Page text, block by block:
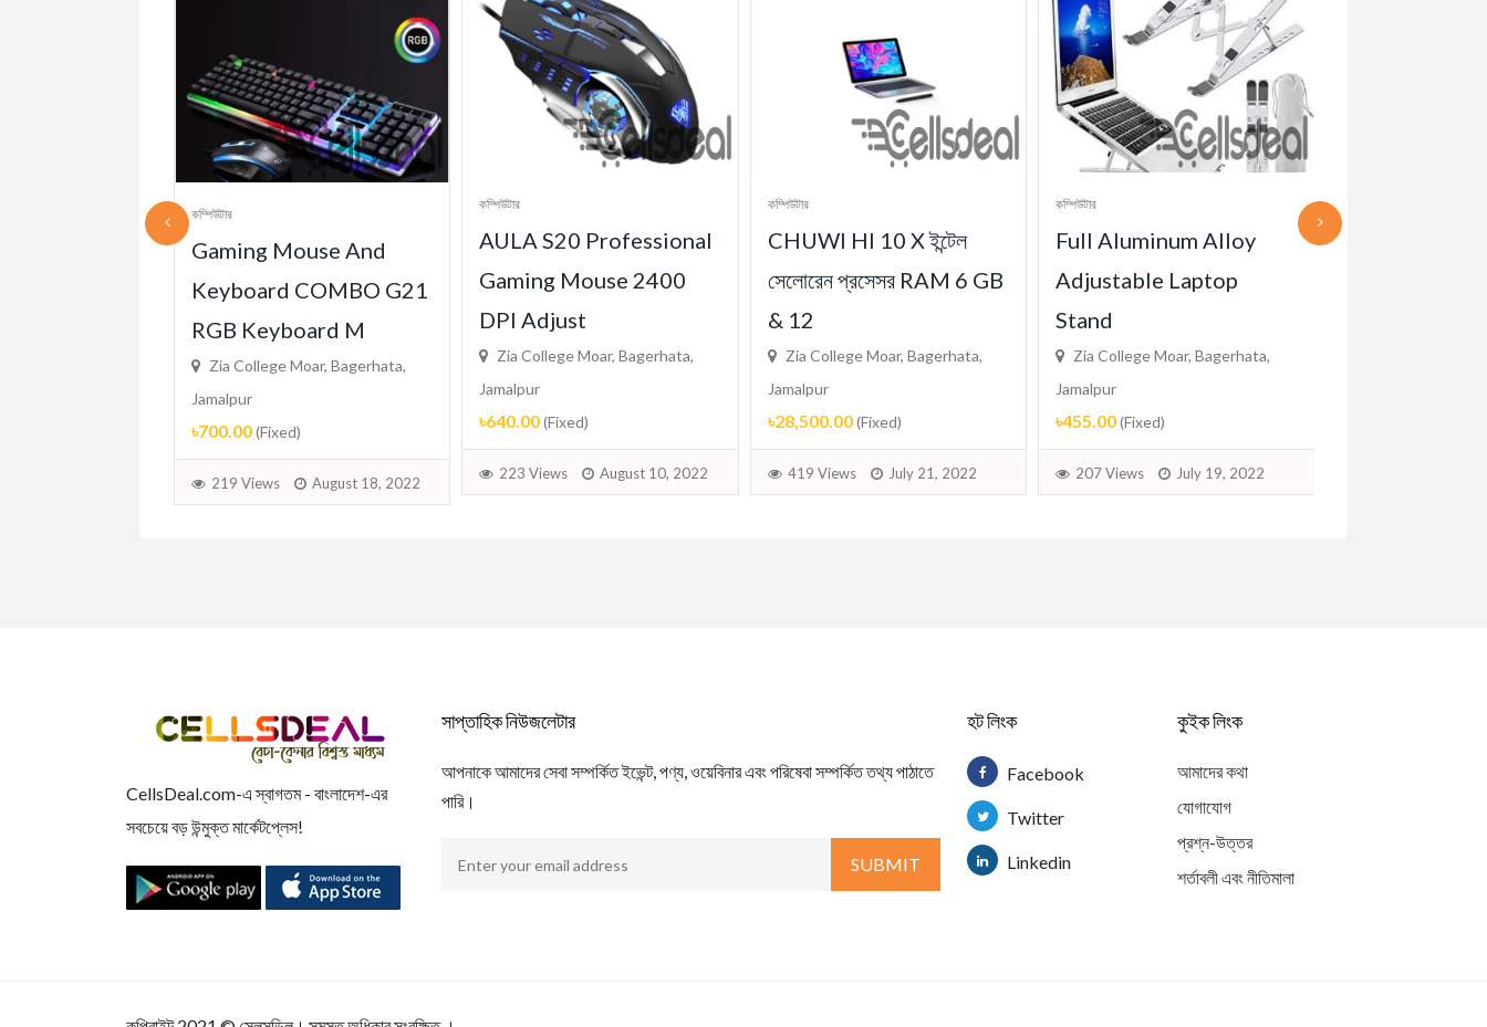
কম্পিউটার
Gaming Mouse And
Keyboard COMBO G21
RGB Keyboard M
Zia College Moar, Bagerhata,
Jamalpur
৳700.00(Fixed)
219 Views August 18, 2022
কম্পিউটার
AULA S20 Professional
Gaming Mouse 2400
DPI Adjust
Zia College Moar, Bagerhata,
Jamalpur
৳640.00(Fixed)
223 Views August 10, 2022
কম্পিউটার
CHUWI HI 10 X ইন্টেল
সেলোরেন প্রসেসর RAM 6 GB
& 12
Zia College Moar, Bagerhata,
Jamalpur
৳28,500.00(Fixed)
419 Views July 21, 2022
কম্পিউটার
Full Aluminum Alloy
Adjustable Laptop
Stand
Zia College Moar, Bagerhata,
Jamalpur
৳455.00(Fixed)
207 Views July 19, 2022
CellsDeal.com-এ স্বাগতম - বাংলাদেশ-এর
সবচেয়ে বড় উন্মুক্ত মার্কেটপ্লেস!
সাপ্তাহিক নিউজলেটার
আপনাকে আমাদের সেবা সম্পর্কিত ইভেন্ট, পণ্য, ওয়েবিনার এবং পরিষেবা সম্পর্কিত তথ্য পাঠাতে
পারি।
হট লিংক
Facebook
Twitter
Linkedin
কুইক লিংক
আমাদের কথা
যোগাযোগ
প্রশ্ন-উত্তর
শর্তাবলী এবং নীতিমালা